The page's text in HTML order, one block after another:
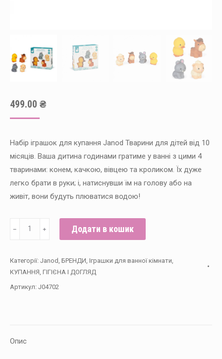
499.00 ₴
Набір іграшок для купання Janod Тварини для дітей від 10
місяців. Ваша дитина годинами гратиме у ванні з цими 4
тваринами: конем, качкою, вівцею та кроликом. Їх дуже
легко брати в руки; і, натиснувши їм на голову або на
живіт, вони будуть плюватися водою!
Janod
купання
"Тварини"
кількість
﹣ ﹢ Додати в кошик
Категорії: Janod БРЕНДИ Іграшки для ванної кімнати
КУПАННЯ, ГІГІЄНА І ДОГЛЯД
Артикул: J04702
Опис